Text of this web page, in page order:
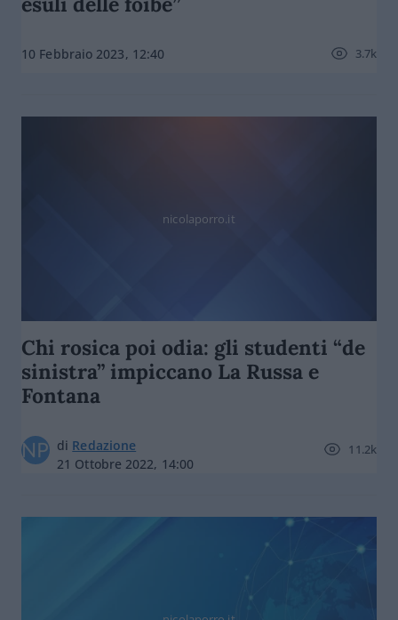
10 Febbraio 2023, 12:40 3.7k
nicolaporro.it
Chi rosica poi odia: gli studenti “de
sinistra” impiccano La Russa e
Fontana
di Redazione
21 Ottobre 2022, 14:00
11.2k